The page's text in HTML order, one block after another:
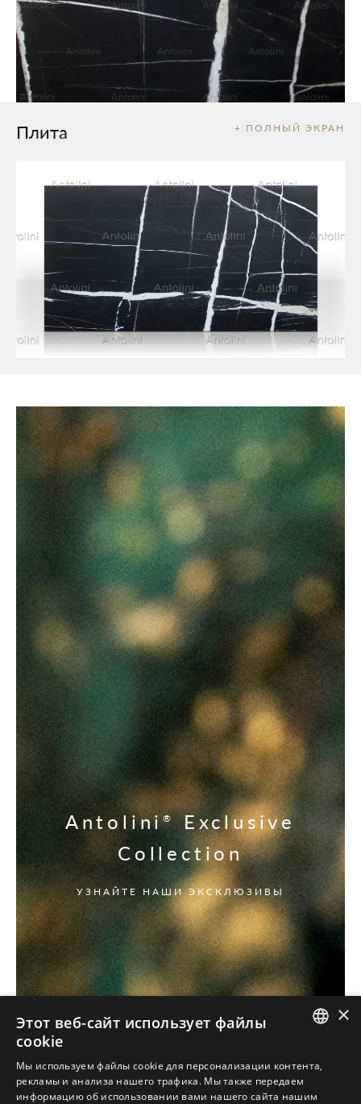
+ ПОЛНЫЙ ЭКРАН
Плита
Antolini® Exclusive
Collection
УЗНАЙТЕ НАШИ ЭКСКЛЮЗИВЫ
ENGLISH
×
Этот веб-сайт использует файлы
cookie
Мы используем файлы cookie для персонализации контента,
рекламы и анализа нашего трафика. Мы также передаем
информацию об использовании вами нашего сайта нашим